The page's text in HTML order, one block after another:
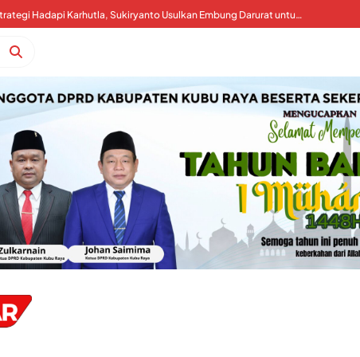
Kubu Raya Perkuat Strategi Hadapi Karhutla, Sukiryanto Usulkan Embung Darurat untuk Percepat Pemadaman